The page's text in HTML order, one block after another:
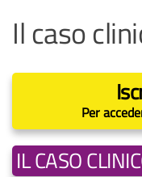
Il caso
Per
IL CASO